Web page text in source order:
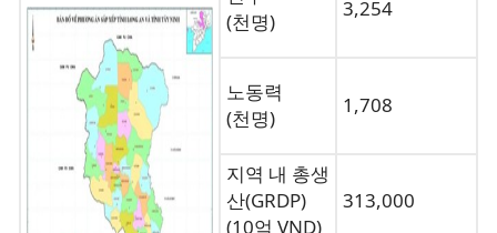
(천명)
3,254
노동력
(천명)
1,708
지역 내 총생
산(GRDP)
(10억 VND)
313,000